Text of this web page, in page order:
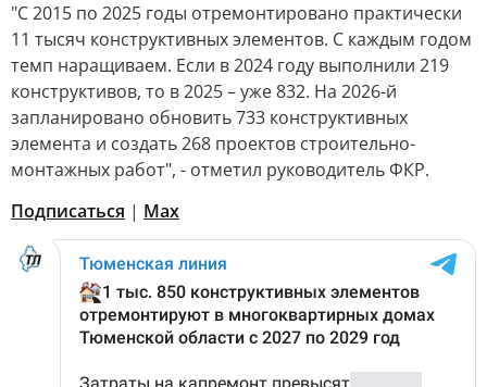
"С 2015 по 2025 годы отремонтировано практически
11 тысяч конструктивных элементов. С каждым годом
темп наращиваем. Если в 2024 году выполнили 219
конструктивов, то в 2025 – уже 832. На 2026-й
запланировано обновить 733 конструктивных
элемента и создать 268 проектов строительно-
монтажных работ", - отметил руководитель ФКР.
Подписаться | Мах